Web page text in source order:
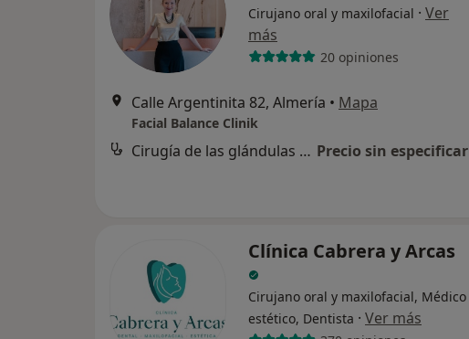
Cirujano oral y maxilofacial · Ver
más
20 opiniones
Calle Argentinita 82, Almería • Mapa
Facial Balance Clinik
Cirugía de las glándulas salivares Precio sin especificar
Clínica Cabrera y Arcas
Cirujano oral y maxilofacial, Médico
estético, Dentista · Ver más